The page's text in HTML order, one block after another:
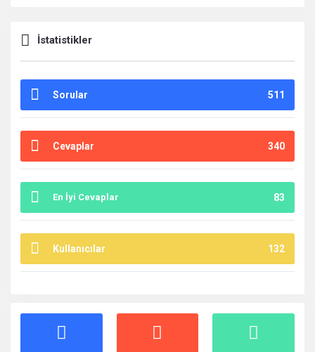
İstatistikler
Sorular 511
Cevaplar 340
En İyi Cevaplar 83
Kullanıcılar 132
İstatistikler